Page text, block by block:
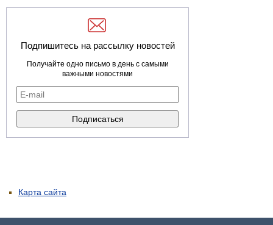
Подпишитесь на рассылку новостей
Получайте одно письмо в день с самыми
важными новостями
Карта сайта